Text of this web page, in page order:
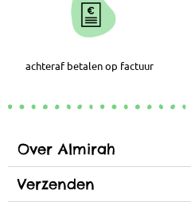
achteraf betalen op factuur
Over Almirah
Verzenden